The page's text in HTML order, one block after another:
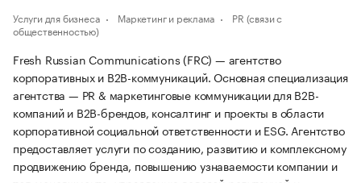
Услуги для бизнеса Маркетинг и реклама
PR (связи с
общественностью)
Fresh Russian Communications (FRC) — агентство
корпоративных и B2B-коммуникаций. Основная специализация
агентства — PR & маркетинговые коммуникации для B2B-
компаний и B2B-брендов, консалтинг и проекты в области
корпоративной социальной ответственности и ESG. Агентство
предоставляет услуги по созданию, развитию и комплексному
продвижению бренда, повышению узнаваемости компании и